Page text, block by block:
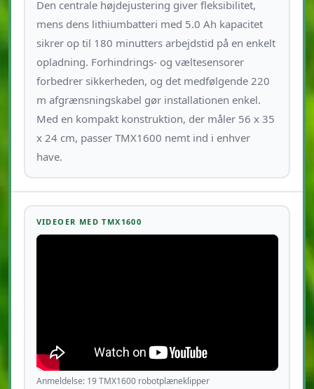
Den centrale højdejustering giver fleksibilitet,
mens dens lithiumbatteri med 5.0 Ah kapacitet
sikrer op til 180 minutters arbejdstid på en enkelt
opladning. Forhindrings- og væltesensorer
forbedrer sikkerheden, og det medfølgende 220
m afgrænsningskabel gør installationen enkel.
Med en kompakt konstruktion, der måler 56 x 35
x 24 cm, passer TMX1600 nemt ind i enhver
have.
VIDEOER MED TMX1600
Anmeldelse: 19 TMX1600 robotplæneklipper